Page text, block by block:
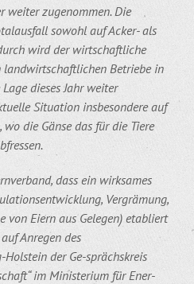
weiter zugenommen. Die
sowohl auf Acker- als
wird der wirtschaftliche
landwirtschaftlichen Betriebe in
dieses Jahr weiter
Situation insbesondere auf
die Gänse das für die Tiere
dass ein wirksames
Vergrämung,
von Eiern aus Gelegen) etabliert
Anregen des
der Ge-sprächskreis
im Ministerium für Ener-